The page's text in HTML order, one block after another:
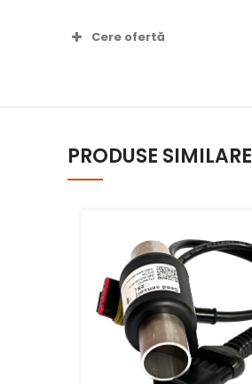
Cere ofertă
Județ *
PRODUSE SIMILARE